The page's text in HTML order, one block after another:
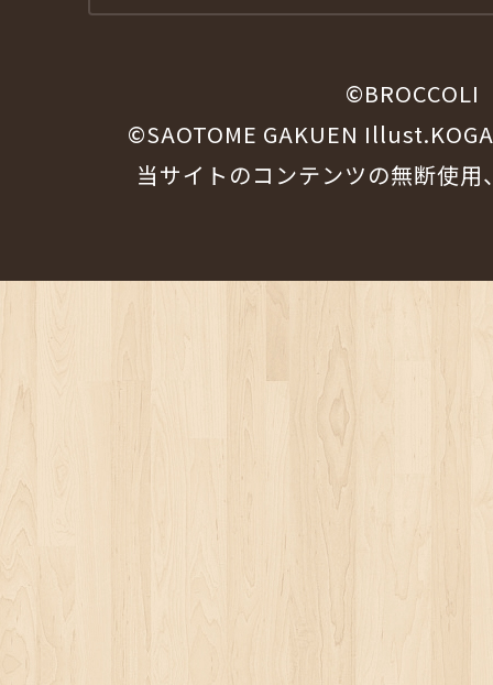
©BROCCOLI
©SAOTOME GAKUEN
当サイトのコンテンツの無断使用